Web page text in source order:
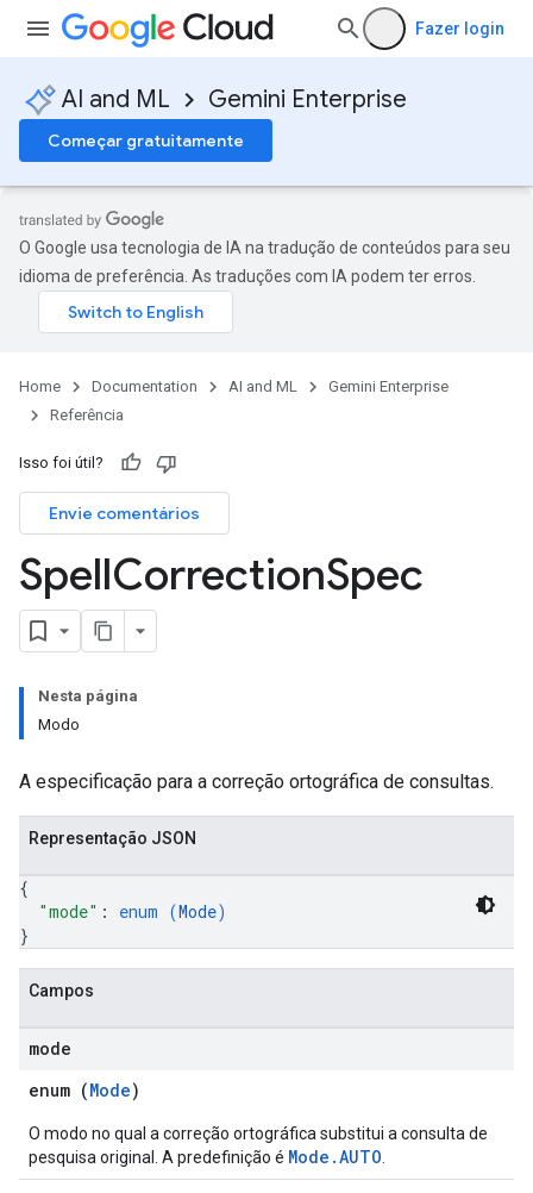
Fazer login
AI and ML Gemini Enterprise
Começar gratuitamente
O Google usa tecnologia de IA na tradução de conteúdos para seu
idioma de preferência. As traduções com IA podem ter erros.
Home Documentation AI and ML
Gemini Enterprise
Referência
Isso foi útil?
Envie comentários
SpellCorrectionSpec
Nesta página
Modo
A especificação para a correção ortográfica de consultas.
Representação JSON
{
"mode" : enum (Mode)
}
Campos
mode
enum (Mode)
O modo no qual a correção ortográfica substitui a consulta de
pesquisa original. A predefinição é Mode.AUTO